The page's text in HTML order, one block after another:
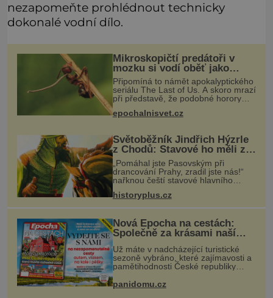
nezapomeňte prohlédnout technicky
dokonalé vodní dílo.
Mikroskopičtí predátoři v
mozku si vodí oběť jako
loutku
Připomíná to námět apokalyptického
seriálu The Last of Us. A skoro mrazí
při představě, že podobné horory
probíhají v přírodě běžně – s tím
rozdílem, že nejde pouze o infekce
epochalnisvet.cz
Světoběžník Jindřich Hýzrle
z Chodů: Stavové ho měli za
zrádce
„Pomáhal jste Pasovským při
drancování Prahy, zradil jste nás!“
nařknou čeští stavové hlavního
Jindřich se však zastrašit nenechá.
Zachová chladnou hlavu a trestu
historyplus.cz
Nová Epocha na cestách:
Společně za krásami naší
vlasti
Už máte v nadcházející turistické
sezoně vybráno, které zajímavosti a
pamětihodnosti České republiky
navštívíte? V prodeji je právě nové
číslo Epochy na cestách, které vám
při rozhodování určitě pomůž
panidomu.cz